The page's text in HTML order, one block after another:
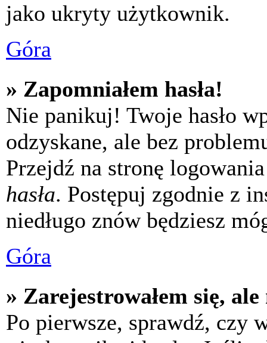
jako ukryty użytkownik.
Góra
» Zapomniałem hasła!
Nie panikuj! Twoje hasło
odzyskane, ale bez
Przejdź na stronę
hasła. Postępuj zgodnie z
niedługo znów będziesz
Góra
» Zarejestrowałem się,
Po pierwsze, sprawdź, czy